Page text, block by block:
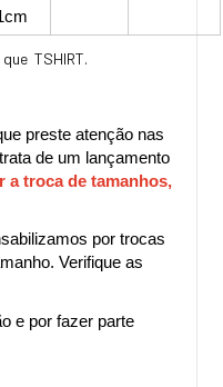
TSHIRT.
preste atenção nas
de um lançamento
a troca de tamanhos,
por trocas
Verifique as
e por fazer parte